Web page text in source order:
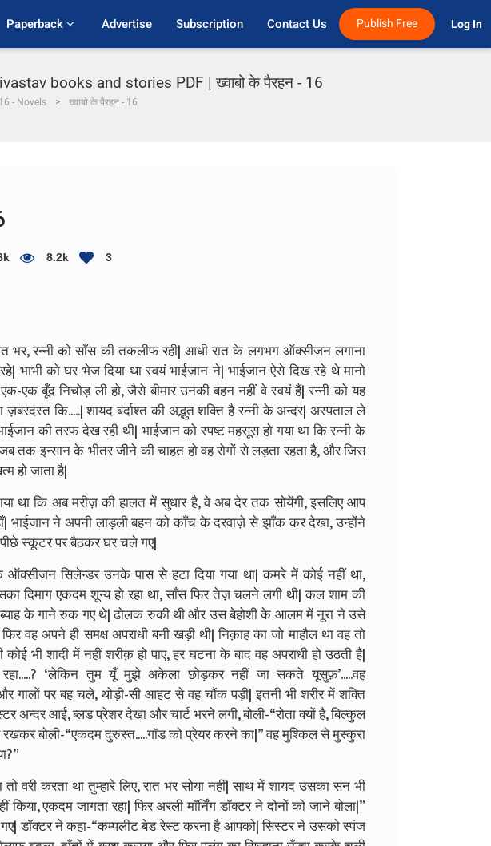
Paperback Advertise Subscription Contact Us Publish Free Log In
books and stories PDF | ख्वाबो के पैरहन - 16
- Novels ख्वाबो के पैरहन - 16
8.2k 3
भर, रन्नी को साँस की तकलीफ रही| आधी रात के लगभग ऑक्सीजन लगाना
भाभी को घर भेज दिया था स्वयं भाईजान ने| भाईजान ऐसे दिख रहे थे मानो
एक बूँद निचोड़ ली हो, जैसे बीमार उनकी बहन नहीं वे स्वयं हैं| रन्नी को यह
ज़बरदस्त कि.....| शायद बर्दाश्त की अद्भुत शक्ति है रन्नी के अन्दर| अस्पताल ले
की तरफ देख रही थी| भाईजान को स्पष्ट महसूस हो गया था कि रन्नी के
तक इन्सान के भीतर जीने की चाहत हो वह रोगों से लड़ता रहता है, और जिस
हो जाता है|
था कि अब मरीज़ की हालत में सुधार है, वे अब देर तक सोयेंगी, इसलिए आप
भाईजान ने अपनी लाड़ली बहन को काँच के दरवाज़े से झाँक कर देखा, उन्होंने
स्कूटर पर बैठकर घर चले गए|
सिलेन्डर उनके पास से हटा दिया गया था| कमरे में कोई नहीं था,
दिमाग एकदम शून्य हो रहा था, साँस फिर तेज़ चलने लगी थी| कल शाम की
के गाने रुक गए थे| ढोलक रुकी थी और उस बेहोशी के आलम में नूरा ने उसे
वह अपने ही समक्ष अपराधी बनी खड़ी थी| निक़ाह का जो माहौल था वह तो
भी शादी में नहीं शरीक़ हो पाए, हर घटना के बाद वह अपराधी हो उठती है|
‘लेकिन तुम यूँ मुझे अकेला छोड़कर नहीं जा सकते यूसुफ़’.....वह
पर बह चले, थोड़ी-सी आहट से वह चौंक पड़ी| इतनी भी शरीर में शक्ति
अन्दर आई, ब्लड प्रेशर देखा और चार्ट भरने लगी, बोली-“रोता क्यों है, बिल्कुल
रखकर बोली-“एकदम दुरुस्त.....गॉड को प्रेयर करने का|” वह मुश्किल से मुस्कुरा
तो वरी करता था तुम्हारे लिए, रात भर सोया नहीं| साथ में शायद उसका सन भी
एकदम जागता रहा| फिर अरली मॉर्निंग डॉक्टर ने दोनों को जाने बोला|”
डॉक्टर ने कहा-“कम्पलीट बेड रेस्ट करना है आपको| सिस्टर ने उसको स्पंज